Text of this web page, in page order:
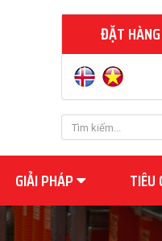
ĐẶT
GIẢI PHÁP TIÊU